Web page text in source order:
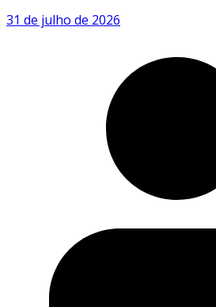
31 de julho de 2026